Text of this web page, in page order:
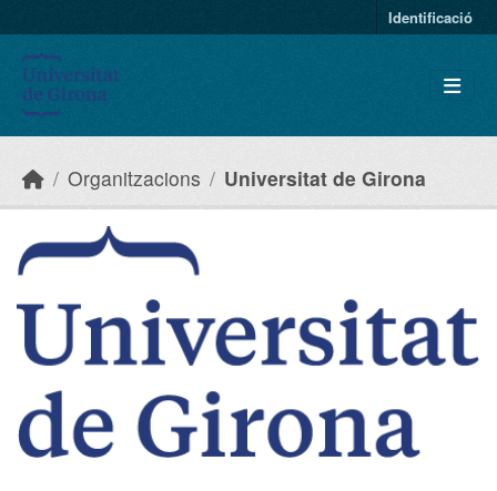
Identificació
Organitzacions Universitat de Girona